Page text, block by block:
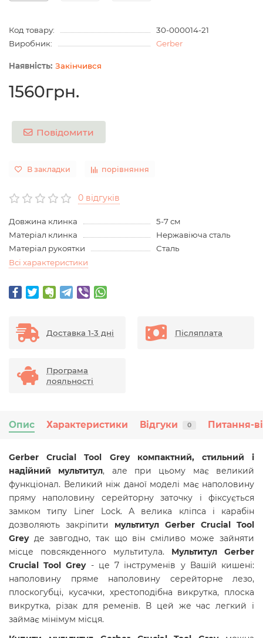
Код товару:
30-000014-21
Виробник:
Gerber
Закінчився
1560грн.
Повідомити
В закладки порівняння
0 відгуків
Довжина клинка
5-7 см
Матеріал клинка
Нержавіюча сталь
Матеріал рукоятки
Сталь
Всі характеристики
Доставка 1-3 дні Післяплата
Програма
лояльності
Опис Характеристики Відгуки 0 Питання-
Gerber Crucial Tool Grey компактний, стильний і
надійний мультитул, але при цьому має великий
функціонал. Великий ніж даної моделі має наполовину
пряму наполовину серейторну заточку і фіксується
замком типу Liner Lock. А велика кліпса і карабін
дозволяють закріпити мультитул Gerber Crucial Tool
Greyде завгодно, так що він сміливо може зайняти
місце повсякденного мультитула. Мультитул Gerber
Crucial Tool Grey- це 7 інструменів у Вашій кишені:
наполовину пряме наполовину серейторне лезо,
плоскогубці, кусачки, хрестоподібна викрутка, плоска
викрутка, різак для ременів. В цей же час легкий і
займає мінімум місця.